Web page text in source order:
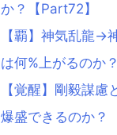
か？【Part72】
【覇】神気乱龍→
は何%上がるのか？
【覚醒】剛毅謀
爆盛できるのか？